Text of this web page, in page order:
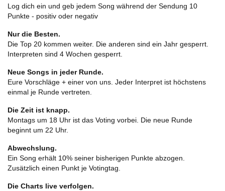
Log dich ein und geb jedem Song während der Sendung 10
Punkte - positiv oder negativ
Nur die Besten.
Die Top 20 kommen weiter. Die anderen sind ein Jahr gesperrt.
Interpreten sind 4 Wochen gesperrt.
Neue Songs in jeder Runde.
Eure Vorschläge + einer von uns. Jeder Interpret ist höchstens
einmal je Runde vertreten.
Die Zeit ist knapp.
Montags um 18 Uhr ist das Voting vorbei. Die neue Runde
beginnt um 22 Uhr.
Abwechslung.
Ein Song erhält 10% seiner bisherigen Punkte abzogen.
Zusätzlich einen Punkt je Votingtag.
Die Charts live verfolgen.